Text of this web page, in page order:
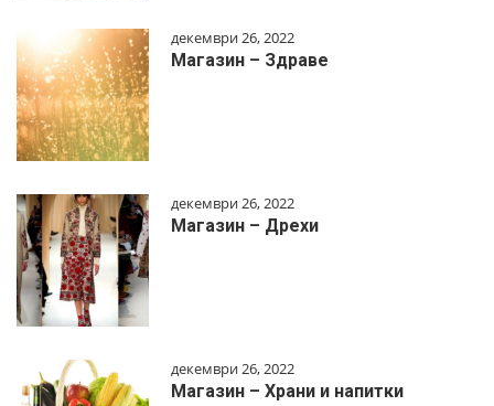
декември 26, 2022
Магазин – Здраве
декември 26, 2022
Магазин – Дрехи
декември 26, 2022
Магазин – Храни и напитки